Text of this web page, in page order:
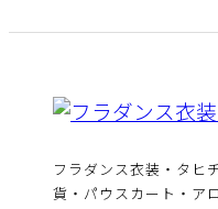
フラダンス衣装・タヒ
貨・パウスカート・ア